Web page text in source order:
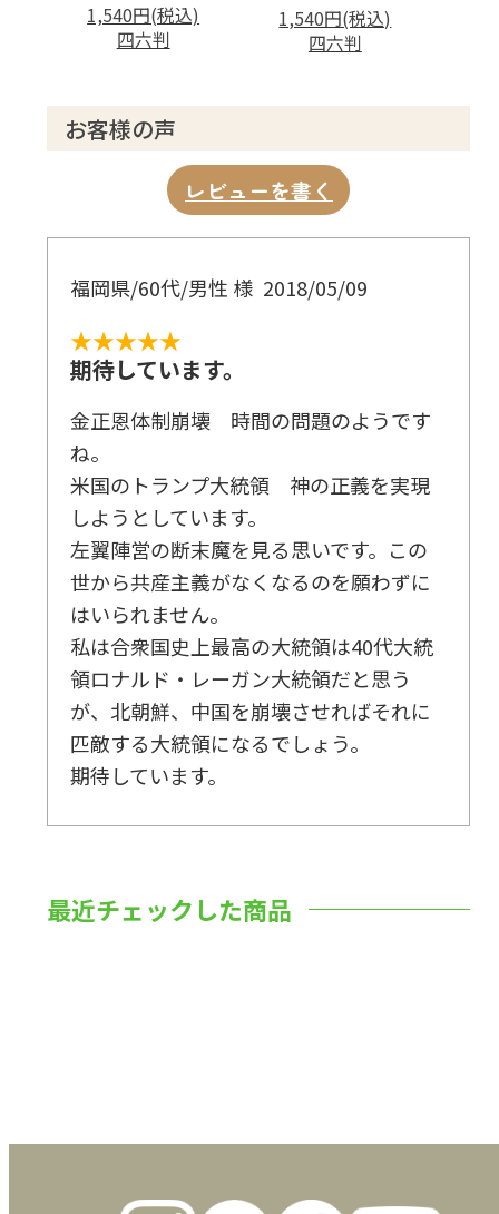
1,540円(税込)
四六判
1,540円(税込)
四六判
お客様の声
レビューを書く
福岡県/60代/男性 様 2018/05/09
★★★★★
期待しています。
金正恩体制崩壊 時間の問題のようです
ね。
米国のトランプ大統領 神の正義を実現
しようとしています。
左翼陣営の断末魔を見る思いです。この
世から共産主義がなくなるのを願わずに
はいられません。
私は合衆国史上最高の大統領は40代大統
領ロナルド・レーガン大統領だと思う
が、北朝鮮、中国を崩壊させればそれに
匹敵する大統領になるでしょう。
期待しています。
最近チェックした商品